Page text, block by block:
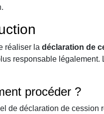
réaliser la déclaration de
responsable
procéder ?
de déclaration de cession